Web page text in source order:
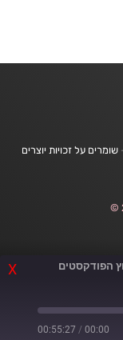
X
00:00
/
00:55:27
שומרים על זכויות יוצרים